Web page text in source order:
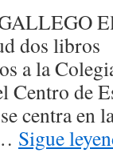
dos libros
a la
Centro de
centra en
Sigue